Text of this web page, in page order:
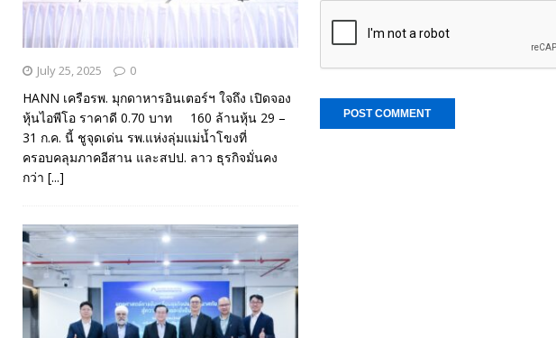
July 25, 2025 0
HANN เครือรพ. มุกดาหารอินเตอร์ฯ ใจถึง เปิดจอง
หุ้นไอพีโอ ราคาดี 0.70 บาท 160 ล้านหุ้น 29 –
31 ก.ค. นี้ ชูจุดเด่น รพ.แห่งลุ่มแม่น้ำโขงที่
ครอบคลุมภาคอีสาน และสปป. ลาว ธุรกิจมั่นคง
กว่า [...]